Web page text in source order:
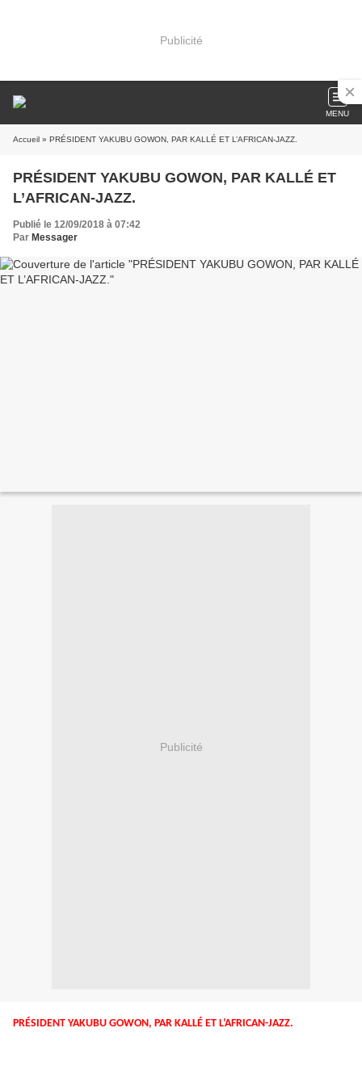
Publicité
MENU
Accueil » PRÉSIDENT YAKUBU GOWON, PAR KALLÉ ET L’AFRICAN-JAZZ.
PRÉSIDENT YAKUBU GOWON, PAR KALLÉ ET
L’AFRICAN-JAZZ.
Publié le 12/09/2018 à 07:42
Par Messager
Publicité
PRÉSIDENT YAKUBU GOWON, PAR KALLÉ ET L’AFRICAN-JAZZ.